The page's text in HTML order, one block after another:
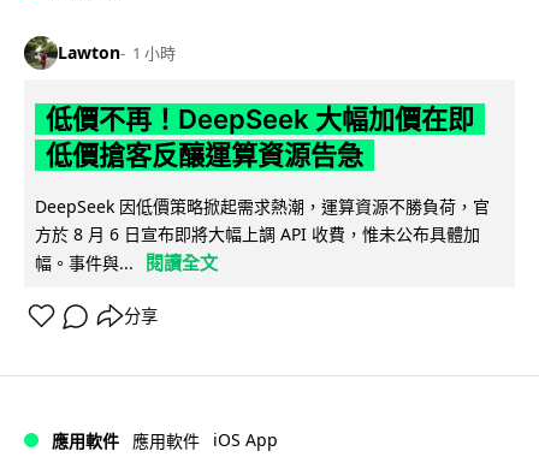
Lawton 1 小時
低價不再！DeepSeek 大幅加價在即
低價搶客反釀運算資源告急
DeepSeek 因低價策略掀起需求熱潮，運算資源不勝負荷，官
方於 8 月 6 日宣布即將大幅上調 API 收費，惟未公布具體加
幅。事件與...
閱讀全文
分享
應用軟件 應用軟件 iOS App